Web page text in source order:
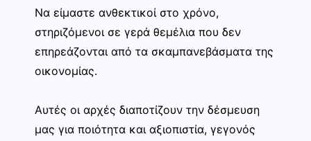
Να είμαστε ανθεκτικοί στο χρόνο,
στηριζόμενοι σε γερά θεμέλια που δεν
επηρεάζονται από τα σκαμπανεβάσματα της
οικονομίας.
Αυτές οι αρχές διαποτίζουν την δέσμευση
μας για ποιότητα και αξιοπιστία, γεγονός